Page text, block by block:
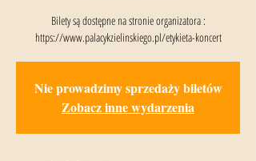
Bilety są dostępne na stronie organizatora :
https://www.palacykzielinskiego.pl/etykieta-koncert
Nie prowadzimy sprzedaży biletów
Zobacz inne wydarzenia